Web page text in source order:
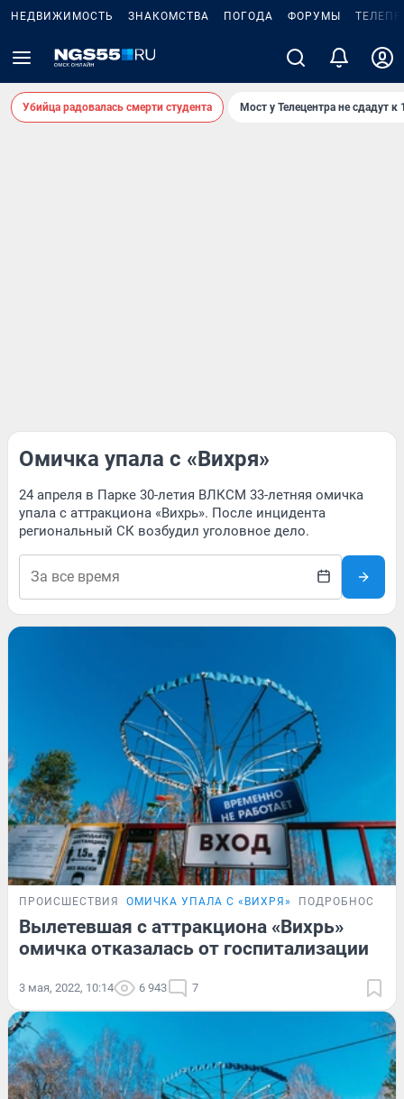
НЕДВИЖИМОСТЬ ЗНАКОМСТВА ПОГОДА ФОРУМЫ
Убийца радовалась смерти студента Мост у Телецентра не сдадут к
Омичка упала с «Вихря»
24 апреля в Парке 30-летия ВЛКСМ 33-летняя омичка
упала с аттракциона «Вихрь». После инцидента
региональный СК возбудил уголовное дело.
ПРОИСШЕСТВИЯ ОМИЧКА УПАЛА С «ВИХРЯ» ПОДРОБНОСТИ
Вылетевшая с аттракциона «Вихрь»
омичка отказалась от госпитализации
3 мая, 2022, 10:14 6 943 7